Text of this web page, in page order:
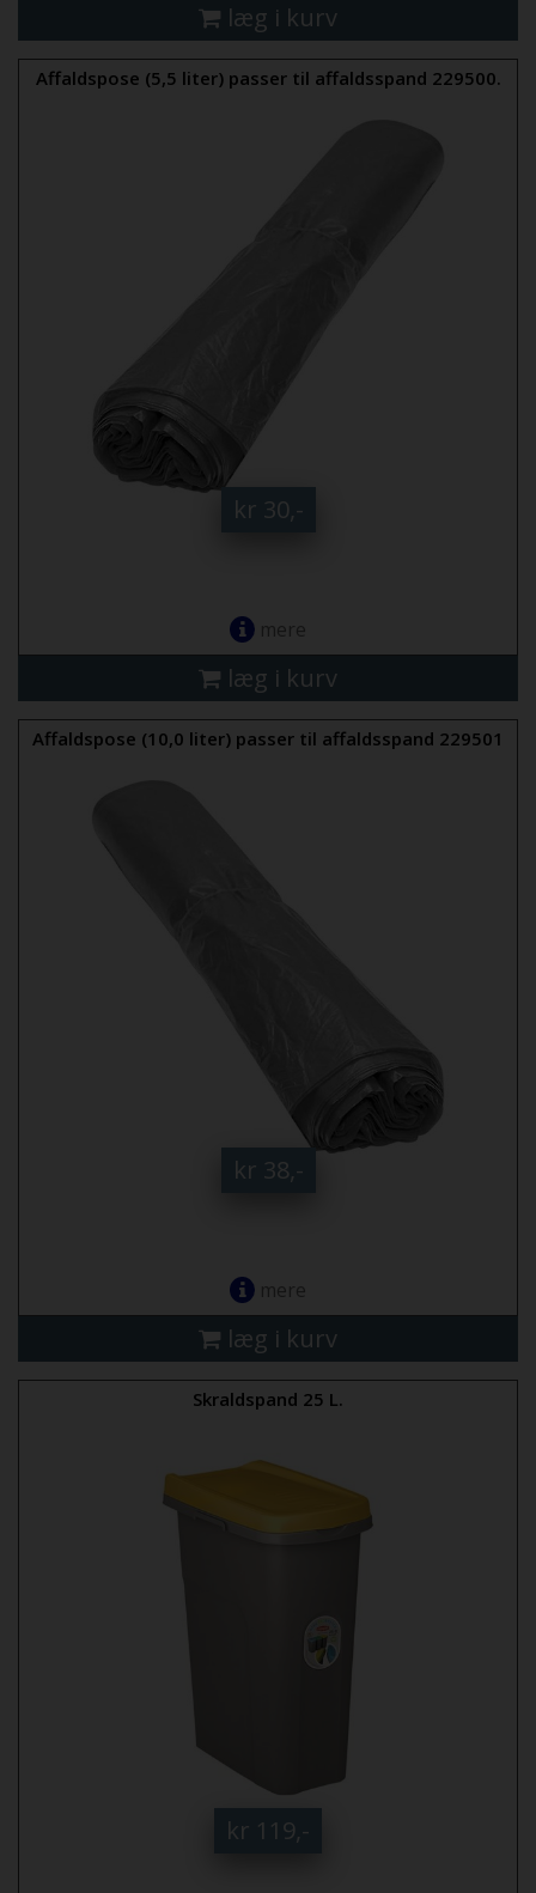
læg i kurv
Affaldspose (5,5 liter) passer til affaldsspand 229500.
kr 30,-
mere
læg i kurv
Affaldspose (10,0 liter) passer til affaldsspand 229501
kr 38,-
mere
læg i kurv
Skraldspand 25 L.
kr 119,-